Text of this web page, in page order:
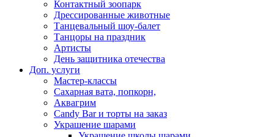
Контактный зоопарк
Дрессированные животные
Танцевальный шоу-балет
Танцоры на праздник
Артисты
День защитника отечества
Доп. услуги
Мастер-классы
Сахарная вата, попкорн,
Аквагрим
Candy Bar и торты на заказ
Украшение шарами